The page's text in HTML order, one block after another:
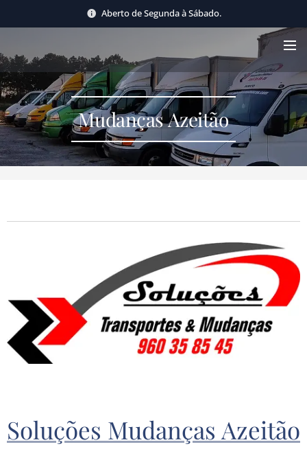
Aberto de Segunda à Sábado.
Mudanças Azeitão
Soluções Mudanças Azeitão